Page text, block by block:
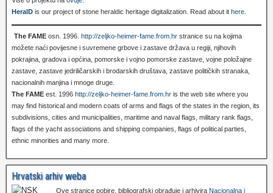
HeralD is our project of stone heraldic heritage digitalization. Read about it here
The FAME osn. 1996. http://zeljko-heimer-fame.from.hr stranice su na kojima
možete naći povijesne i suvremene grbove i zastave država u regiji, njihovih
pokrajina, gradova i općina, pomorske i vojno pomorske zastave, vojne položajne
zastave, zastave jedriličarskih i brodarskih društava, zastave političkih stranaka,
nacionalnih manjina i mnoge druge.
The FAME est. 1996 http://zeljko-heimer-fame.from.hr is the web site where you
may find historical and modern coats of arms and flags of the states in the region, its
subdivisions, cities and municipalities, maritime and naval flags, military rank flags,
flags of the yacht associations and shipping companies, flags of political parties,
ethnic minorities and many more.
Hrvatski arhiv weba
Ove stranice pobire, bibliografski obrađuje i arhivira Nacionalna i